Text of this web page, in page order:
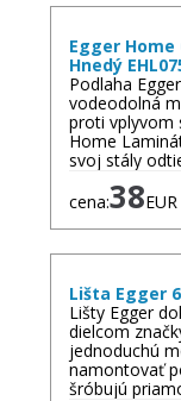
Egger
Hnedý
Podlaha
vodeodolná
proti vplyvom
Home
svoj stály
cena:38EUR
Lišta Egger
Lišty Egger
dielcom
jednoduchú
namontovať
šróbujú